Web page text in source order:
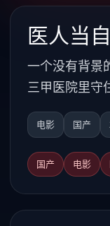
医人当
一个没有背景
三甲医院里守
电影 国产
国产 电影